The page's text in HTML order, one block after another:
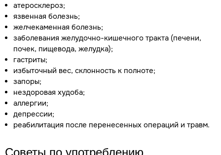
атеросклероз;
язвенная болезнь;
желчекаменная болезнь;
заболевания желудочно-кишечного тракта (печени,
почек, пищевода, желудка);
гастриты;
избыточный вес, склонность к полноте;
запоры;
нездоровая худоба;
аллергии;
депрессии;
реабилитация после перенесенных операций и травм.